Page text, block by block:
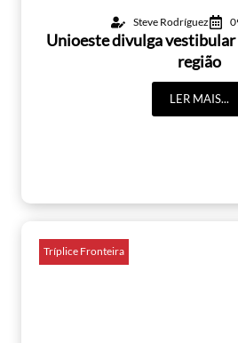
Steve Rodríguez
Unioeste divulga vestibular
região
LER MAIS...
Tríplice Fronteira